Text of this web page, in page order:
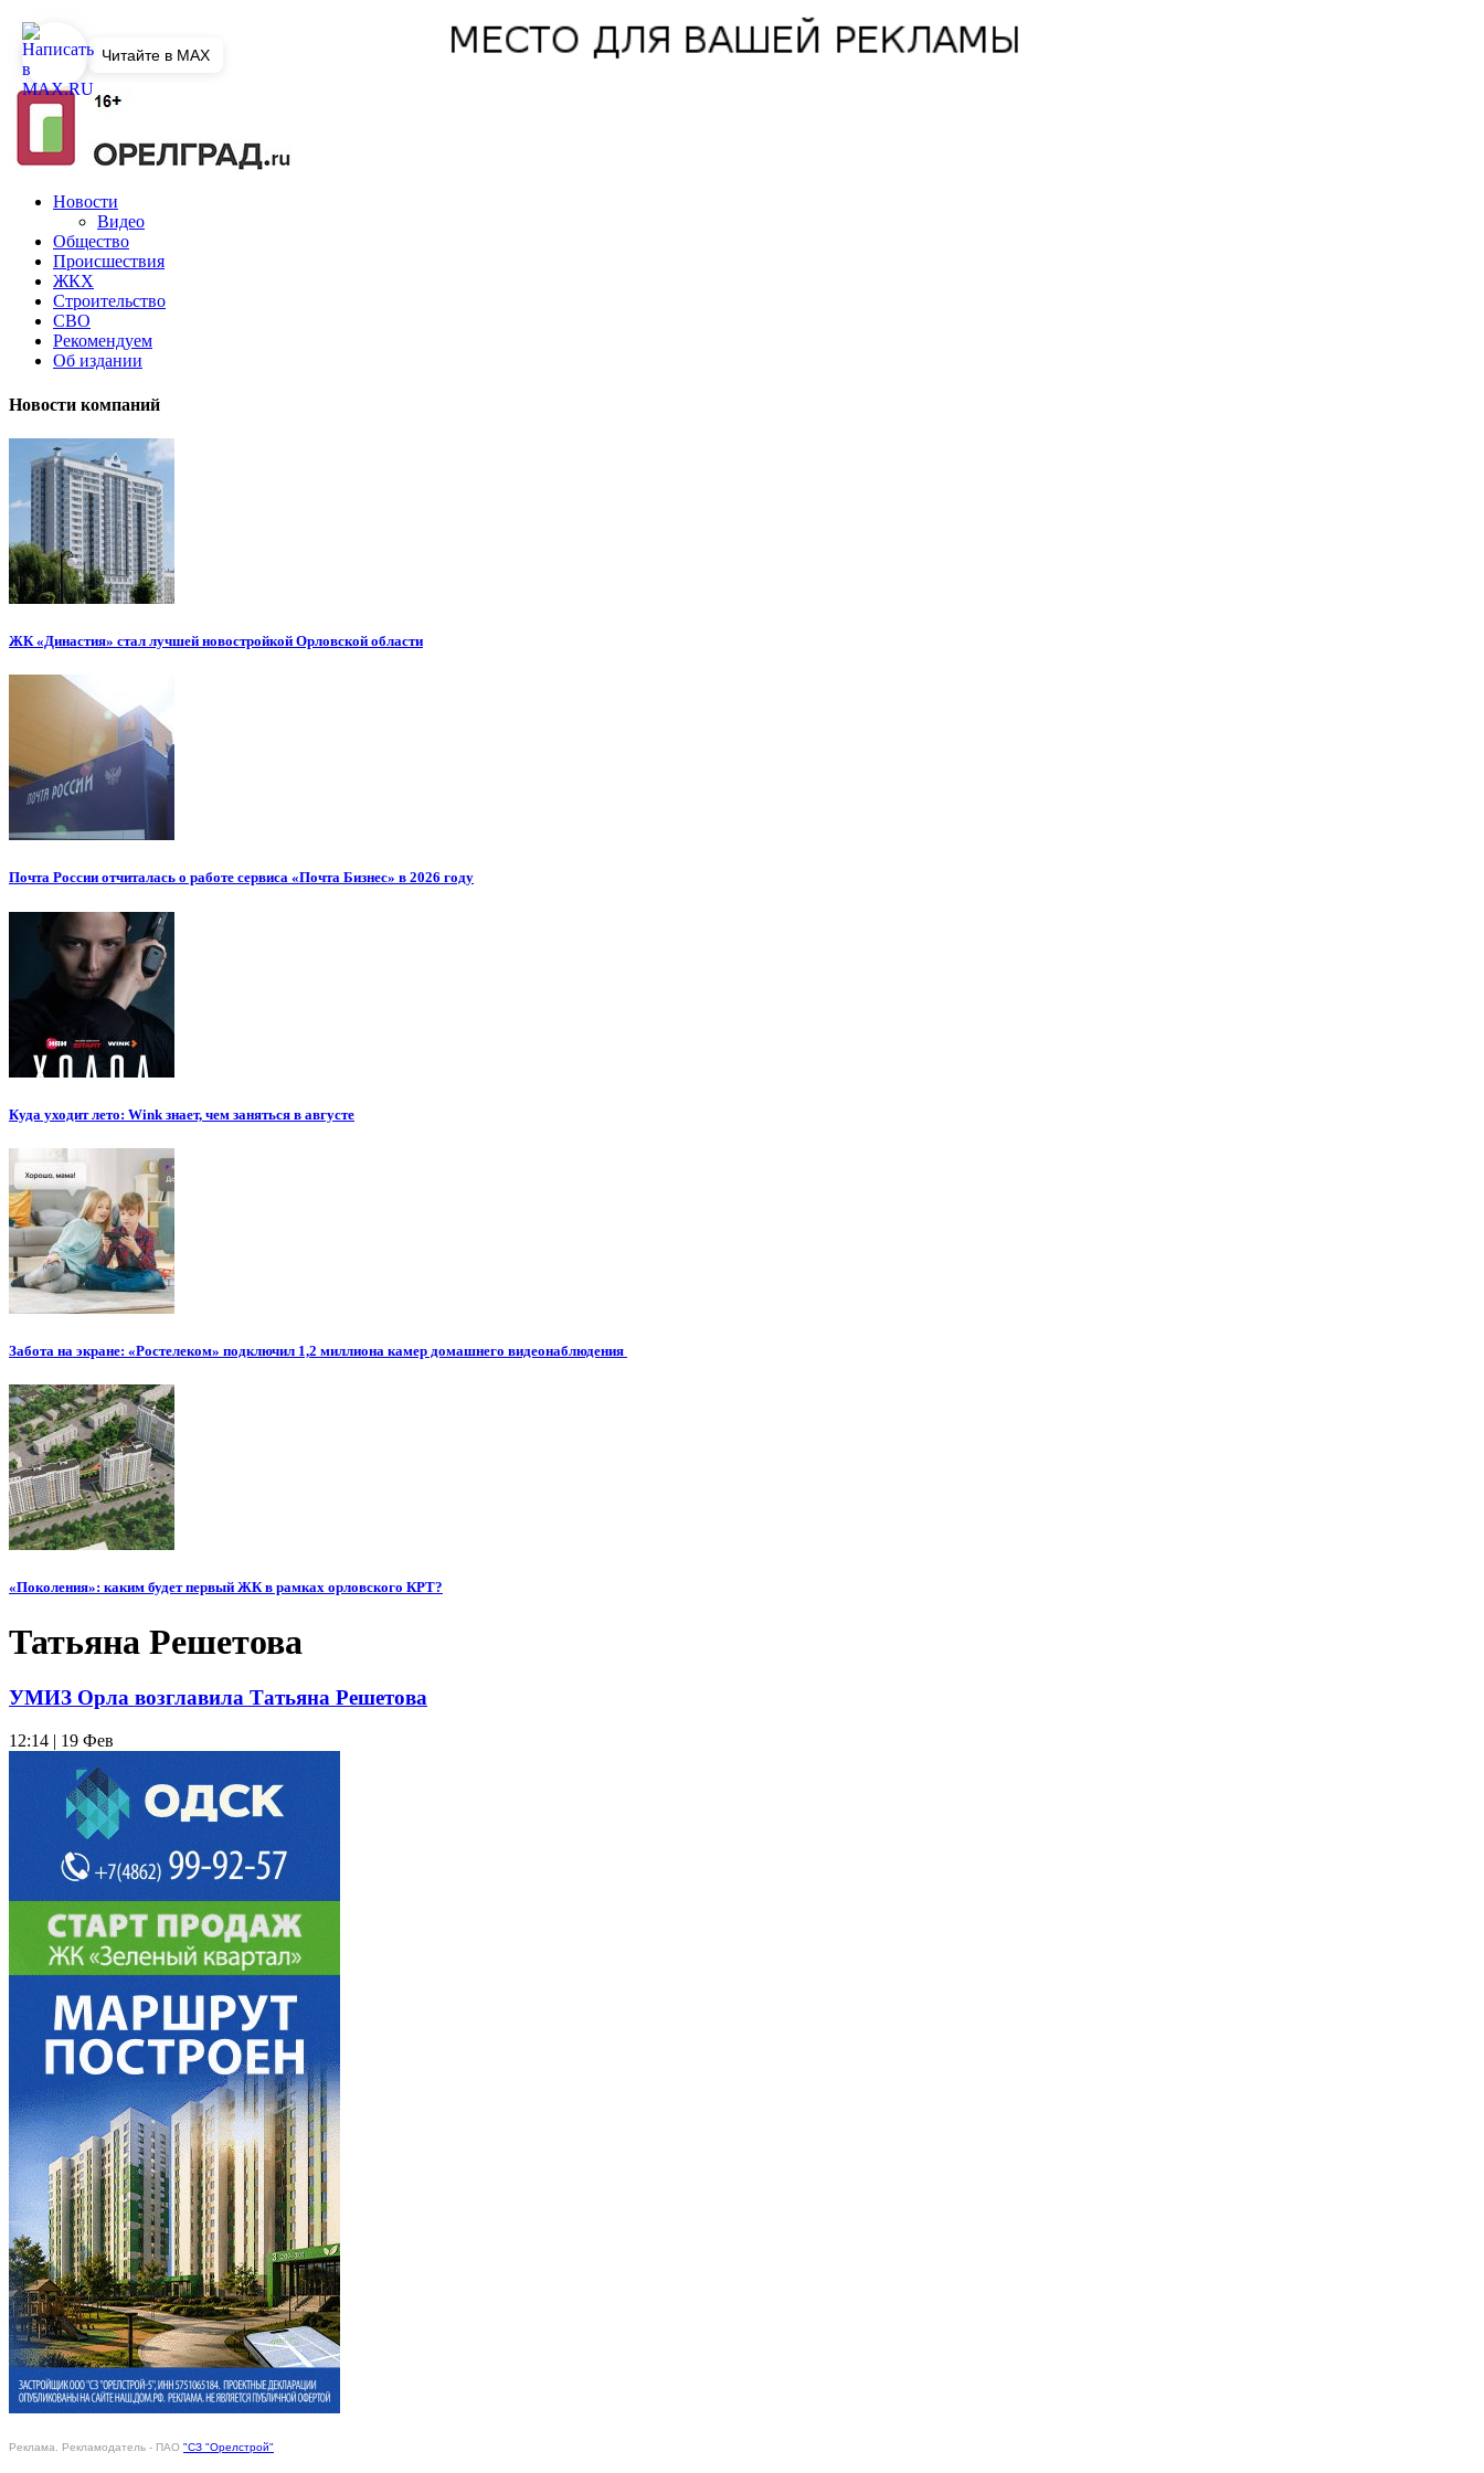
Новости
Видео
Общество
Происшествия
ЖКХ
Строительство
СВО
Рекомендуем
Об издании
Новости компаний
ЖК «Династия» стал лучшей новостройкой Орловской области
Почта России отчиталась о работе сервиса «Почта Бизнес» в 2026 году
Куда уходит лето: Wink знает, чем заняться в августе
Забота на экране: «Ростелеком» подключил 1,2 миллиона камер домашнего видеонаблюдения
«Поколения»: каким будет первый ЖК в рамках орловского КРТ?
Татьяна Решетова
УМИЗ Орла возглавила Татьяна Решетова
12:14 | 19 Фев
Реклама. Рекламодатель - ПАО "СЗ "Орелстрой"
Читайте в MAX